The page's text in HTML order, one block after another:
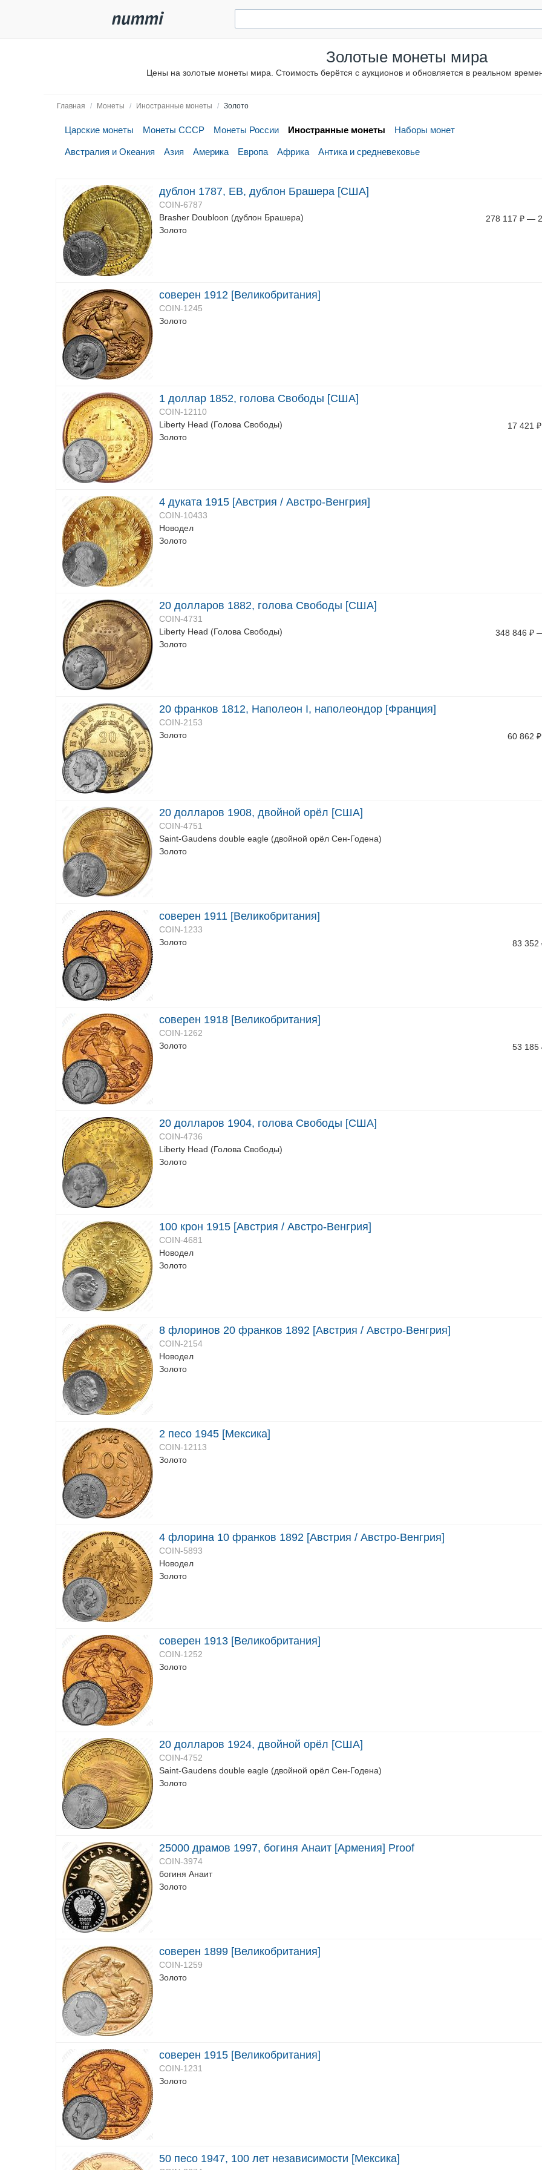
Золотые монеты мира
Цены на золотые монеты мира. Стоимость берётся с аукционов и обновляется в реальном
Главная / Монеты / Иностранные монеты / Золото
Царские монеты Монеты СССР Монеты России Иностранные монеты Наборы монет
Австралия и Океания Азия Америка Европа Африка Антика и средневековье
дублон 1787, EB, дублон Брашера [США]
COIN-6787
Brasher Doubloon (дублон Брашера)
Золото
278 117 ₽ —
соверен 1912 [Великобритания]
COIN-1245
Золото
1 доллар 1852, голова Свободы [США]
COIN-12110
Liberty Head (Голова Свободы)
Золото
17 421 ₽
4 дуката 1915 [Австрия / Австро-Венгрия]
COIN-10433
Новодел
Золото
20 долларов 1882, голова Свободы [США]
COIN-4731
Liberty Head (Голова Свободы)
Золото
348 846 ₽
20 франков 1812, Наполеон I, наполеондор [Франция]
COIN-2153
Золото
60 862 ₽
20 долларов 1908, двойной орёл [США]
COIN-4751
Saint-Gaudens double eagle (двойной орёл Сен-Годена)
Золото
соверен 1911 [Великобритания]
COIN-1233
Золото
83 352
соверен 1918 [Великобритания]
COIN-1262
Золото
53 185
20 долларов 1904, голова Свободы [США]
COIN-4736
Liberty Head (Голова Свободы)
Золото
100 крон 1915 [Австрия / Австро-Венгрия]
COIN-4681
Новодел
Золото
8 флоринов 20 франков 1892 [Австрия / Австро-Венгрия]
COIN-2154
Новодел
Золото
2 песо 1945 [Мексика]
COIN-12113
Золото
4 флорина 10 франков 1892 [Австрия / Австро-Венгрия]
COIN-5893
Новодел
Золото
соверен 1913 [Великобритания]
COIN-1252
Золото
20 долларов 1924, двойной орёл [США]
COIN-4752
Saint-Gaudens double eagle (двойной орёл Сен-Годена)
Золото
25000 драмов 1997, богиня Анаит [Армения] Proof
COIN-3974
богиня Анаит
Золото
соверен 1899 [Великобритания]
COIN-1259
Золото
соверен 1915 [Великобритания]
COIN-1231
Золото
50 песо 1947, 100 лет независимости [Мексика]